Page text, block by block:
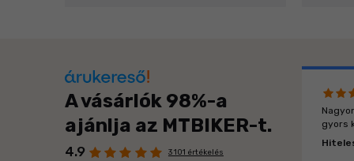
A vásárlók 98%-a
ajánlja az MTBIKER-t.
4.9 3 101 értékelés
gyors